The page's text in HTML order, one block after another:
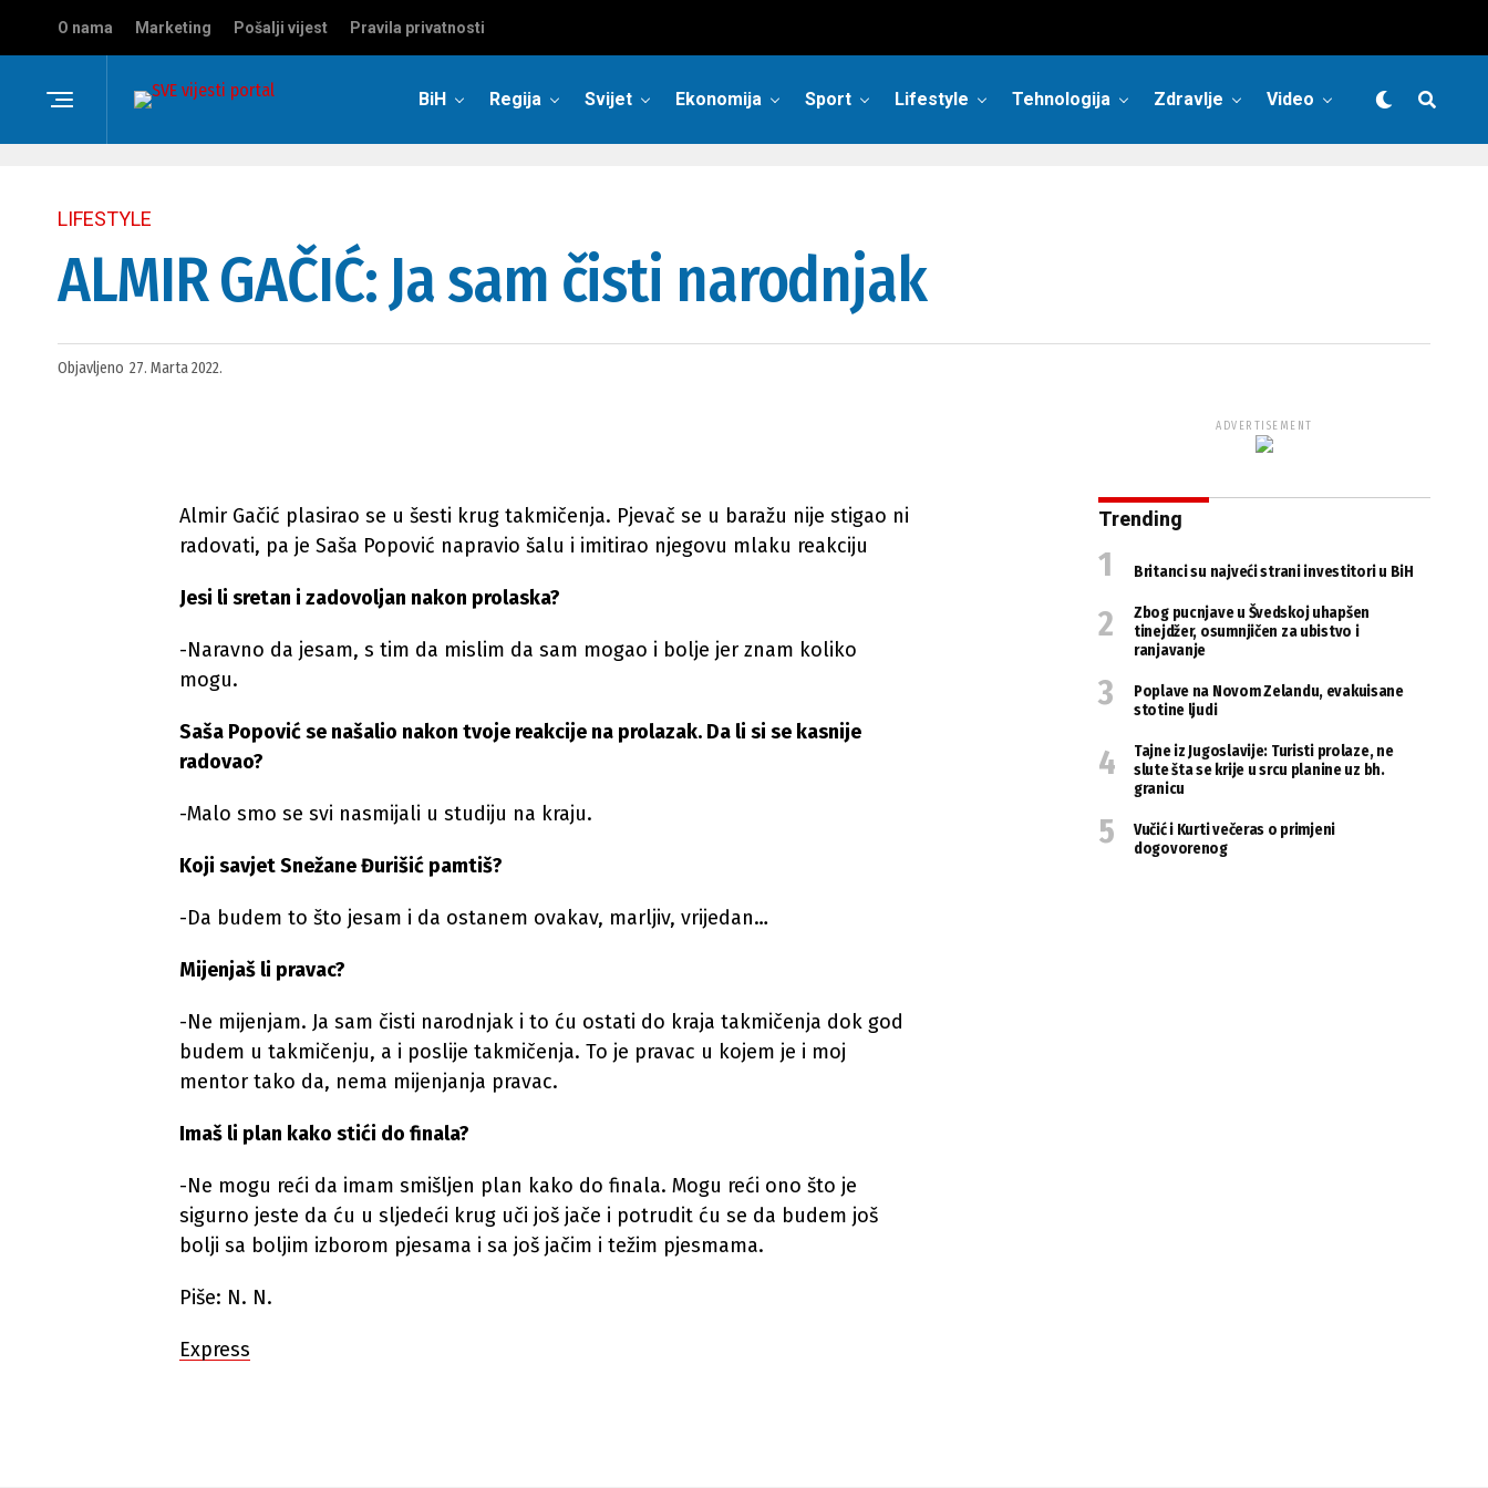
O nama Marketing Pošalji vijest Pravila privatnosti
BiH Regija Svijet Ekonomija Sport Lifestyle Tehnologija Zdravlje Video
LIFESTYLE
ALMIR GAČIĆ: Ja sam čisti narodnjak
Objavljeno 27. Marta 2022.
Almir Gačić plasirao se u šesti krug takmičenja. Pjevač se u baražu nije stigao ni
radovati, pa je Saša Popović napravio šalu i imitirao njegovu mlaku reakciju
Jesi li sretan i zadovoljan nakon prolaska?
-Naravno da jesam, s tim da mislim da sam mogao i bolje jer znam koliko
mogu.
Saša Popović se našalio nakon tvoje reakcije na prolazak. Da li si se kasnije
radovao?
-Malo smo se svi nasmijali u studiju na kraju.
Koji savjet Snežane Đurišić pamtiš?
-Da budem to što jesam i da ostanem ovakav, marljiv, vrijedan…
Mijenjaš li pravac?
-Ne mijenjam. Ja sam čisti narodnjak i to ću ostati do kraja takmičenja dok god
budem u takmičenju, a i poslije takmičenja. To je pravac u kojem je i moj
mentor tako da, nema mijenjanja pravac.
Imaš li plan kako stići do finala?
-Ne mogu reći da imam smišljen plan kako do finala. Mogu reći ono što je
sigurno jeste da ću u sljedeći krug uči još jače i potrudit ću se da budem još
bolji sa boljim izborom pjesama i sa još jačim i težim pjesmama.
Piše: N. N.
Express
ADVERTISEMENT
Trending
Britanci su najveći strani investitori u BiH
Zbog pucnjave u Švedskoj uhapšen
tinejdžer, osumnjičen za ubistvo i
ranjavanje
Poplave na Novom Zelandu, evakuisane
stotine ljudi
Tajne iz Jugoslavije: Turisti prolaze, ne
slute šta se krije u srcu planine uz bh.
granicu
Vučić i Kurti večeras o primjeni
dogovorenog